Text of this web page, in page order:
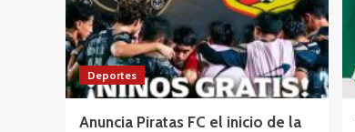
Deportes
Anuncia Piratas FC el inicio de la